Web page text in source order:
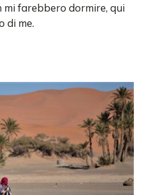
mi farebbero dormire, qui
di me.